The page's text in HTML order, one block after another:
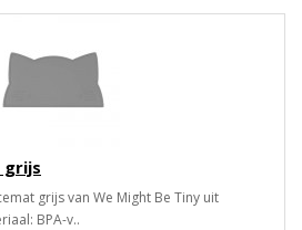
grijs
grijs van We Might Be Tiny uit
BPA-v..